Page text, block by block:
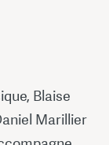
Blaise
Marillier